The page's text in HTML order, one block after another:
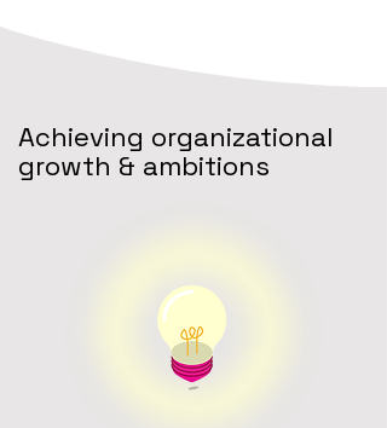
Achieving organizational
growth & ambitions